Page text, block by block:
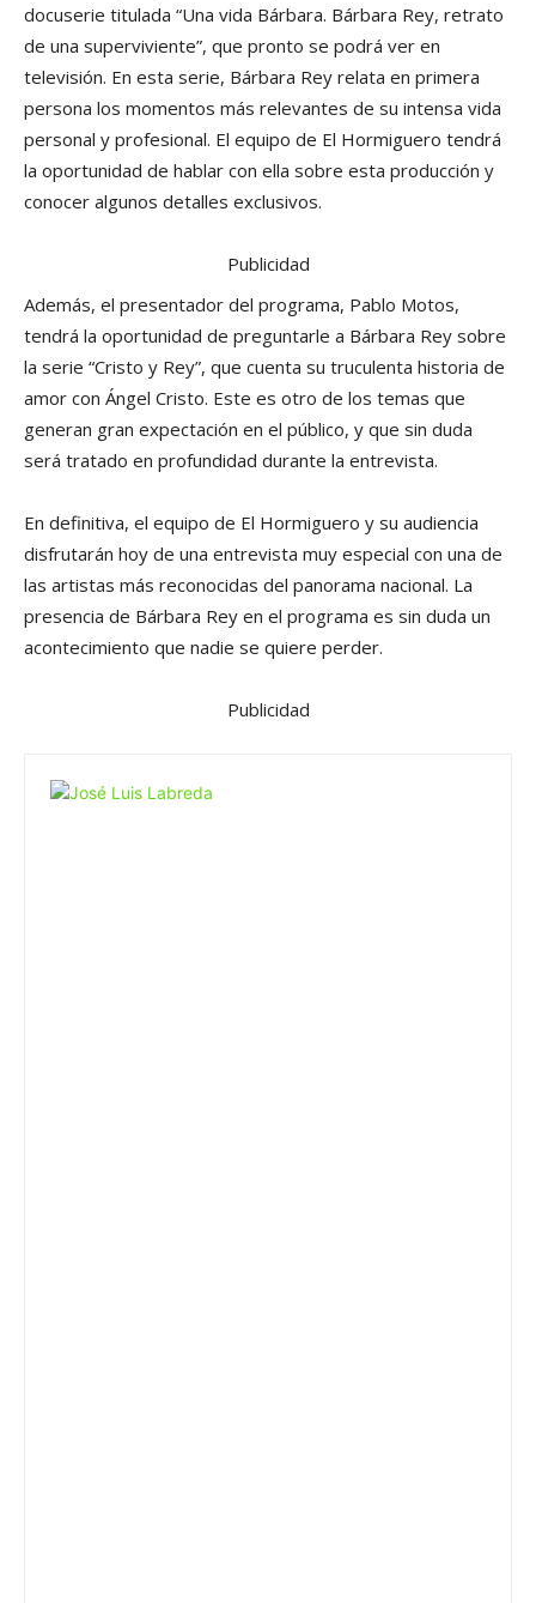
docuserie titulada “Una vida Bárbara. Bárbara Rey, retrato
de una superviviente”, que pronto se podrá ver en
televisión. En esta serie, Bárbara Rey relata en primera
persona los momentos más relevantes de su intensa vida
personal y profesional. El equipo de El Hormiguero tendrá
la oportunidad de hablar con ella sobre esta producción y
conocer algunos detalles exclusivos.
Publicidad
Además, el presentador del programa, Pablo Motos,
tendrá la oportunidad de preguntarle a Bárbara Rey sobre
la serie “Cristo y Rey”, que cuenta su truculenta historia de
amor con Ángel Cristo. Este es otro de los temas que
generan gran expectación en el público, y que sin duda
será tratado en profundidad durante la entrevista.
En definitiva, el equipo de El Hormiguero y su audiencia
disfrutarán hoy de una entrevista muy especial con una de
las artistas más reconocidas del panorama nacional. La
presencia de Bárbara Rey en el programa es sin duda un
acontecimiento que nadie se quiere perder.
Publicidad